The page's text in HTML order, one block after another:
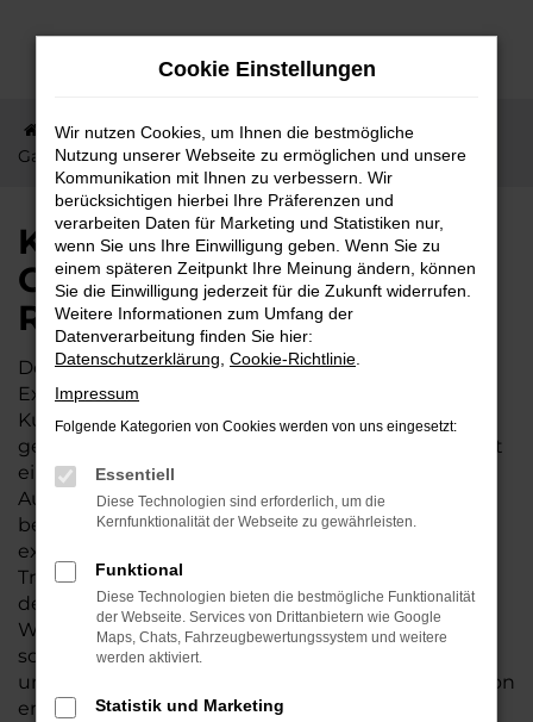
Zum
Startseite Gambach KGM
Kurze Wege nach
Gambach – jetzt KGM Rexton günstig kaufen
Kurze Wege nach
Gambach – jetzt KGM
Rexton günstig kaufen
Der KGM Rexton wird gleichermaßen von
Expertinnen und Experten wie von unserer
Kundschaft aus Gambach und Umgebung
geschätzt. Dieses Fahrzeug ist vielseitig und bietet
ein exzellentes Preis-Leistungs-Verhältnis. Wer im
Autohaus Lisson kauft, darf sich zudem auf einige
besondere Vorteile freuen. Unser Familienbetrieb
existiert seit 1974, somit sind wir ein
Traditionsunternehmen und seit der Gründung in
der Wetterau beheimatet. Aus Gambach ist der
Weg zu uns nicht weit. Bestimmt haben auch Sie
schon von uns gehört – wir laden Sie herzlich ein,
uns persönlich kennen zu lernen. Ihren KGM Rexton
erhalten Sie auf Wunsch als Neuwagen oder auch
Cookie Einstellungen
Wir nutzen Cookies, um Ihnen die bestmögliche
Nutzung unserer Webseite zu ermöglichen und unsere
Kommunikation mit Ihnen zu verbessern. Wir
berücksichtigen hierbei Ihre Präferenzen und
verarbeiten Daten für Marketing und Statistiken nur,
wenn Sie uns Ihre Einwilligung geben. Wenn Sie zu
einem späteren Zeitpunkt Ihre Meinung ändern, können
Sie die Einwilligung jederzeit für die Zukunft widerrufen.
Weitere Informationen zum Umfang der
Datenverarbeitung finden Sie hier:
Datenschutzerklärung Cookie-Richtlinie
Impressum
Folgende Kategorien von Cookies werden von uns eingesetzt:
Essentiell
Diese Technologien sind erforderlich, um die
Kernfunktionalität der Webseite zu gewährleisten.
Funktional
Diese Technologien bieten die bestmögliche Funktionalität
der Webseite. Services von Drittanbietern wie Google
Maps, Chats, Fahrzeugbewertungssystem und weitere
werden aktiviert.
Statistik und Marketing